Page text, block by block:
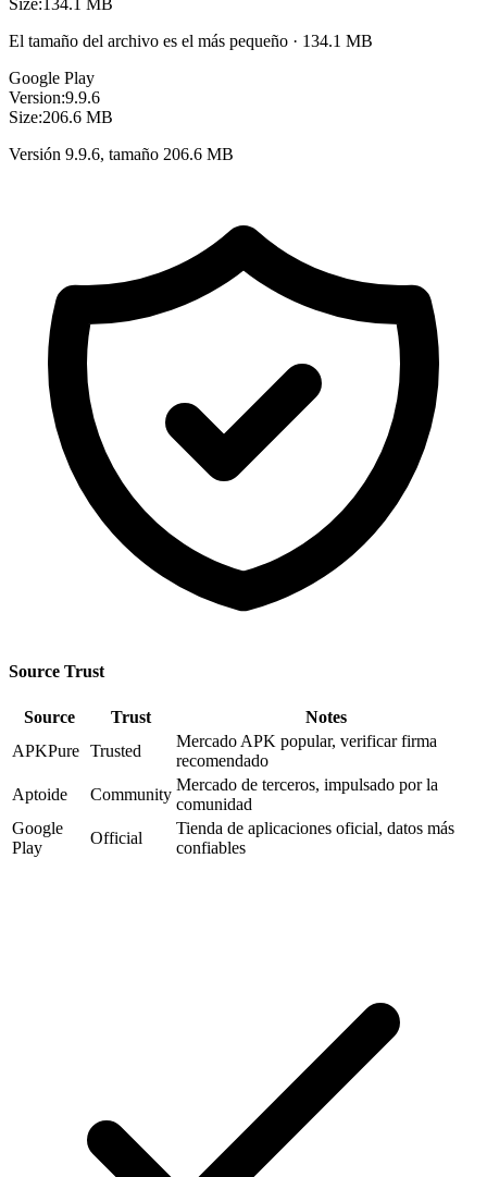
El tamaño del archivo es el más pequeño · 134.1 MB
Google Play
Version:9.9.6
Size:206.6 MB
Versión 9.9.6, tamaño 206.6 MB
Source Trust
Source Trust
Notes
APKPure Trusted
Mercado APK popular, verificar firma
recomendado
Aptoide
Community
Mercado de terceros, impulsado por la
comunidad
Google
Play
Official
Tienda de aplicaciones oficial, datos más
confiables